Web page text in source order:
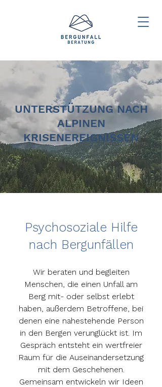
UNTERSTÜTZUNG NACH
ALPINEN
KRISENEREIGNISSEN
Psychosoziale Hilfe
nach Bergunfällen
Wir beraten und begleiten
Menschen, die einen Unfall am
Berg mit- oder selbst erlebt
haben, außerdem Betroffene, bei
denen eine nahestehende Person
in den Bergen verunglückt ist. Im
Gespräch entsteht ein wertfreier
Raum für die Auseinandersetzung
mit dem Geschehenen.
Gemeinsam entwickeln wir Ideen